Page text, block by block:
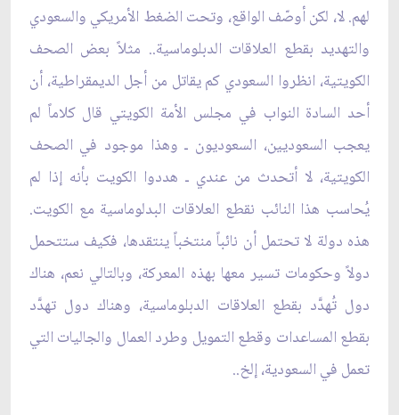
لهم. لا، لكن أوصّف الواقع، وتحت الضغط الأمريكي والسعودي
والتهديد بقطع العلاقات الدبلوماسية.. مثلاً بعض الصحف
الكويتية، انظروا السعودي كم يقاتل من أجل الديمقراطية، أن
أحد السادة النواب في مجلس الأمة الكويتي قال كلاماً لم
يعجب السعوديين، السعوديون ـ وهذا موجود في الصحف
الكويتية، لا أتحدث من عندي ـ هددوا الكويت بأنه إذا لم
يُحاسب هذا النائب نقطع العلاقات البدلوماسية مع الكويت.
هذه دولة لا تحتمل أن نائباً منتخباً ينتقدها، فكيف ستتحمل
دولاً وحكومات تسير معها بهذه المعركة، وبالتالي نعم، هناك
دول تُهدَّد بقطع العلاقات الدبلوماسية، وهناك دول تهدَّد
بقطع المساعدات وقطع التمويل وطرد العمال والجاليات التي
تعمل في السعودية، إلخ..